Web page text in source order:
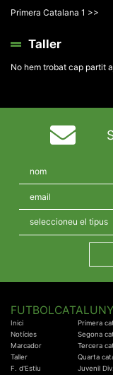
Primera Catalana 1 >>
Taller
No hem trobat cap partit
Inici
Notícies
Marcador
Taller
F. d'Estiu
Primera
Segona
Tercera
Quarta
Juvenil